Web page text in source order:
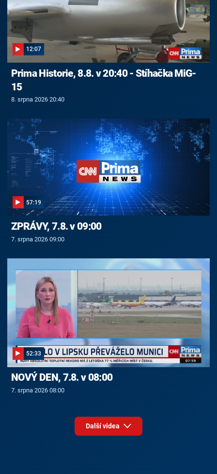
12:07
Prima Historie, 8.8. v 20:40 - Stíhačka MiG-
15
8. srpna 2026 20:40
57:19
ZPRÁVY, 7.8. v 09:00
7. srpna 2026 09:00
52:33
NOVÝ DEN, 7.8. v 08:00
7. srpna 2026 08:00
Další videa